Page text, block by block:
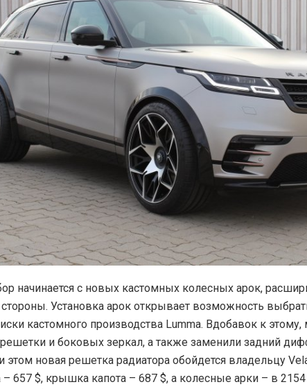
начинается с новых кастомных колесных арок,
Установка арок открывает возможность
кастомного производства Lumma. Вдобавок к этому,
и боковых зеркал, а также заменили задний
этом новая решетка радиатора обойдется владельцу
– 657 $, крышка капота – 687 $, а колесные арки – в